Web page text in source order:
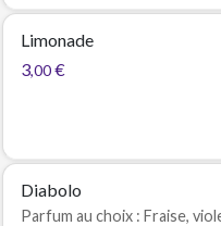
Limonade
3,00 €
Diabolo
Parfum au choix : Fraise,